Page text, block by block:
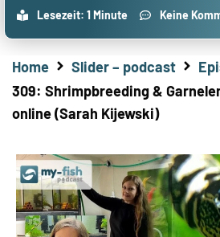
Lesezeit: 1 Minute
Keine
Home Slider – podcast
309: Shrimpbreeding &
online (Sarah Kijewski)